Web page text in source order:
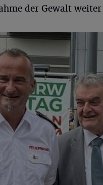
der Gewalt